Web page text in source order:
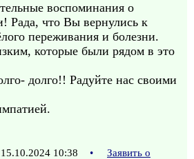
воспоминания о
Рада, что Вы вернулись к
переживания и болезни.
которые были рядом в это
долго!! Радуйте нас своими
10:38 •
Заявить о